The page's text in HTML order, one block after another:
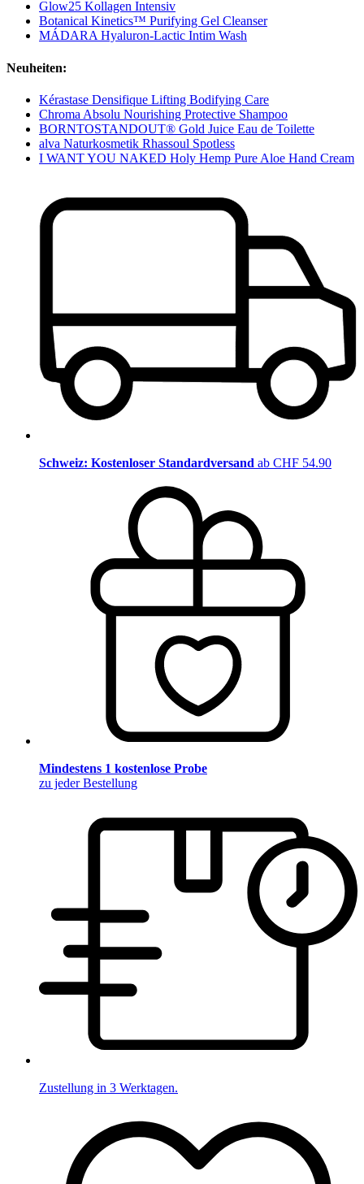
Glow25 Kollagen Intensiv
Botanical Kinetics™ Purifying Gel Cleanser
MÁDARA Hyaluron-Lactic Intim Wash
Neuheiten:
Kérastase Densifique Lifting Bodifying Care
Chroma Absolu Nourishing Protective Shampoo
BORNTOSTANDOUT® Gold Juice Eau de Toilette
alva Naturkosmetik Rhassoul Spotless
I WANT YOU NAKED Holy Hemp Pure Aloe Hand Cream
Schweiz: Kostenloser Standardversand ab CHF 54.90
Mindestens 1 kostenlose Probe
zu jeder Bestellung
Zustellung in 3 Werktagen.